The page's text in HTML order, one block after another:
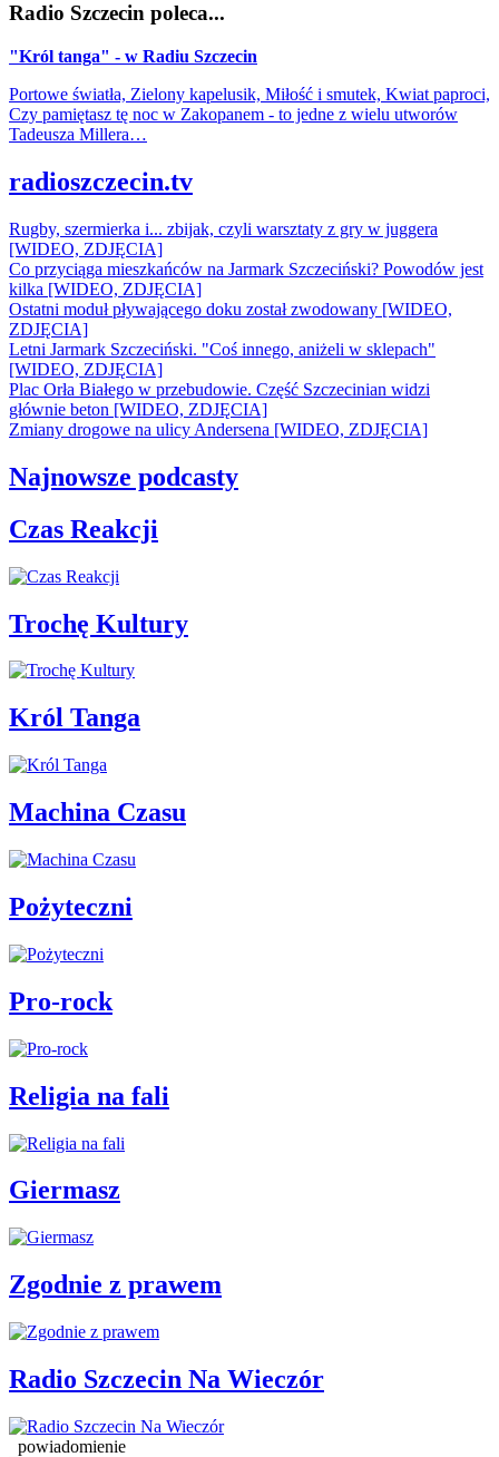
Radio Szczecin poleca...
"Król tanga" - w Radiu Szczecin
Portowe światła, Zielony kapelusik, Miłość i smutek, Kwiat paproci,
Czy pamiętasz tę noc w Zakopanem - to jedne z wielu utworów
Tadeusza Millera…
radioszczecin.tv
Rugby, szermierka i... zbijak, czyli warsztaty z gry w juggera
[WIDEO, ZDJĘCIA]
Co przyciąga mieszkańców na Jarmark Szczeciński? Powodów jest
kilka [WIDEO, ZDJĘCIA]
Ostatni moduł pływającego doku został zwodowany [WIDEO,
ZDJĘCIA]
Letni Jarmark Szczeciński. "Coś innego, aniżeli w sklepach"
[WIDEO, ZDJĘCIA]
Plac Orła Białego w przebudowie. Część Szczecinian widzi
głównie beton [WIDEO, ZDJĘCIA]
Zmiany drogowe na ulicy Andersena [WIDEO, ZDJĘCIA]
Najnowsze podcasty
Czas Reakcji
Trochę Kultury
Król Tanga
Machina Czasu
Pożyteczni
Pro-rock
Religia na fali
Giermasz
Zgodnie z prawem
Radio Szczecin Na Wieczór
powiadomienie